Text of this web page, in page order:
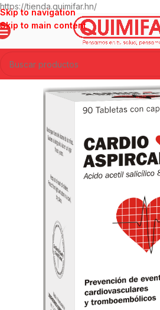
https://tienda.quimifar.hn/
Skip to navigation
Skip to main content